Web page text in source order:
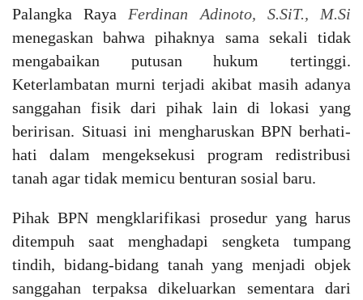
Palangka Raya Ferdinan Adinoto, S.SiT., M.Si
menegaskan bahwa pihaknya sama sekali tidak
mengabaikan putusan hukum tertinggi.
Keterlambatan murni terjadi akibat masih adanya
sanggahan fisik dari pihak lain di lokasi yang
beririsan. Situasi ini mengharuskan BPN berhati-
hati dalam mengeksekusi program redistribusi
tanah agar tidak memicu benturan sosial baru.
Pihak BPN mengklarifikasi prosedur yang harus
ditempuh saat menghadapi sengketa tumpang
tindih, bidang-bidang tanah yang menjadi objek
sanggahan terpaksa dikeluarkan sementara dari